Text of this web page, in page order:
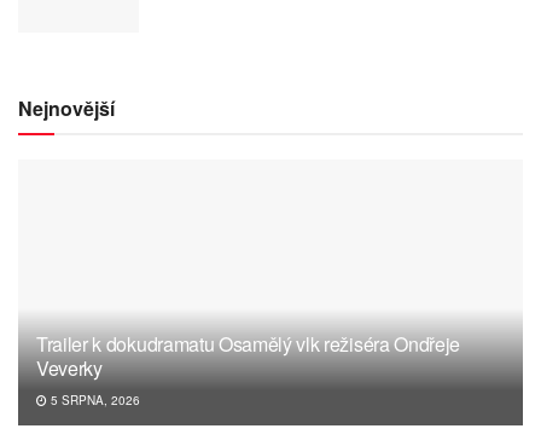
Nejnovější
Trailer k dokudramatu Osamělý vlk režiséra Ondřeje
Veverky
5 SRPNA, 2026